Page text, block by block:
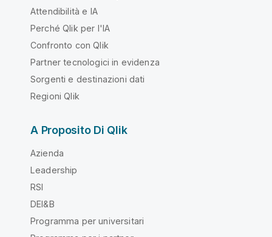
Attendibilità e IA
Perché Qlik per l'IA
Confronto con Qlik
Partner tecnologici in evidenza
Sorgenti e destinazioni dati
Regioni Qlik
A Proposito Di Qlik
Azienda
Leadership
RSI
DEI&B
Programma per universitari